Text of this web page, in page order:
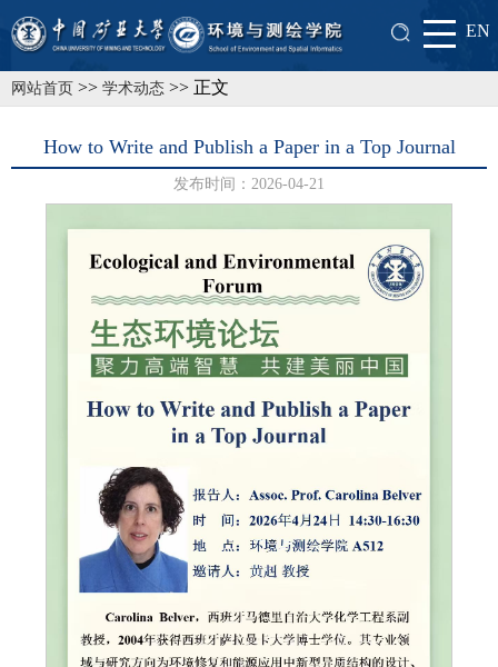
EN
网站首页 >> 学术动态 >> 正文
How to Write and Publish a Paper in a Top Journal
发布时间：2026-04-21